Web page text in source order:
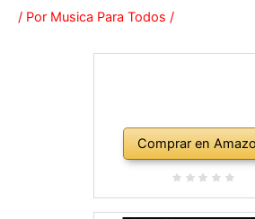
/ Por Musica Para Todos /
Comprar en